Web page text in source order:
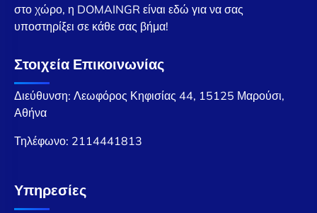
στο χώρο, η DOMAINGR είναι εδώ για να σας
υποστηρίξει σε κάθε σας βήμα!
Στοιχεία Επικοινωνίας
Διεύθυνση: Λεωφόρος Κηφισίας 44, 15125 Μαρούσι,
Αθήνα
Τηλέφωνο: 2114441813
Υπηρεσίες